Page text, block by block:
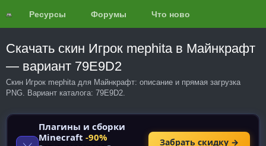
Ресурсы Форумы Что нового?
Скачать скин Игрок mephita в Майнкрафт
— вариант 79E9D2
Скин Игрок mephita для Майнкрафт: описание и прямая загрузка
PNG. Вариант каталога: 79E9D2.